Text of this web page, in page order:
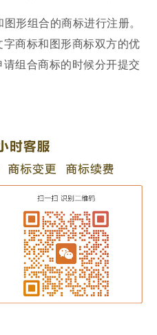
组合的商标进行注册。
商标和图形商标双方的优
组合商标的时候分开提交